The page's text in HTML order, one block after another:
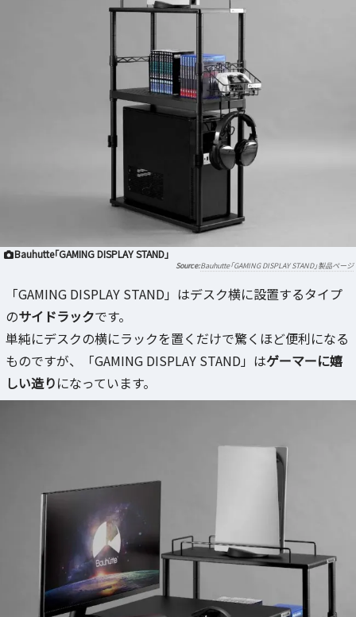
Bauhutte「GAMING DISPLAY STAND」
Bauhutte「GAMING DISPLAY STAND」製品ページ
「GAMING DISPLAY STAND」はデスク横に設置するタイプ
のサイドラックです。
単純にデスクの横にラックを置くだけで驚くほど便利になる
ものですが、「GAMING DISPLAY STAND」はゲーマーに嬉
しい造りになっています。